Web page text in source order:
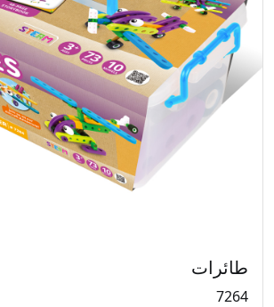
طائرات
7264